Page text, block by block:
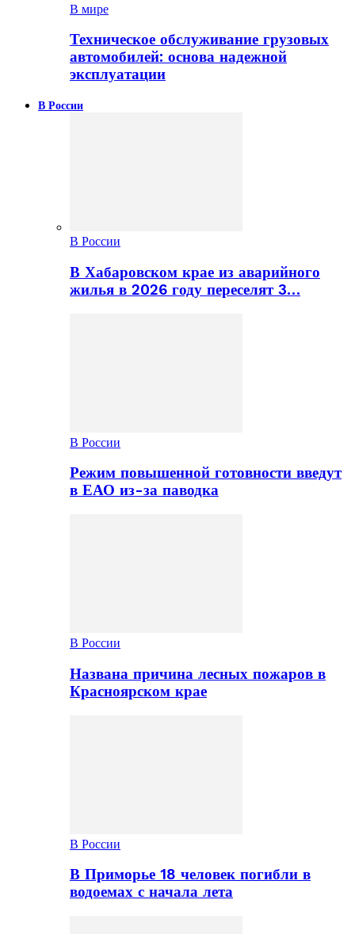
В мире
Техническое обслуживание грузовых
автомобилей: основа надежной
эксплуатации
В России
В России
В Хабаровском крае из аварийного
жилья в 2026 году переселят 3…
В России
Режим повышенной готовности введут
в ЕАО из-за паводка
В России
Названа причина лесных пожаров в
Красноярском крае
В России
В Приморье 18 человек погибли в
водоемах с начала лета